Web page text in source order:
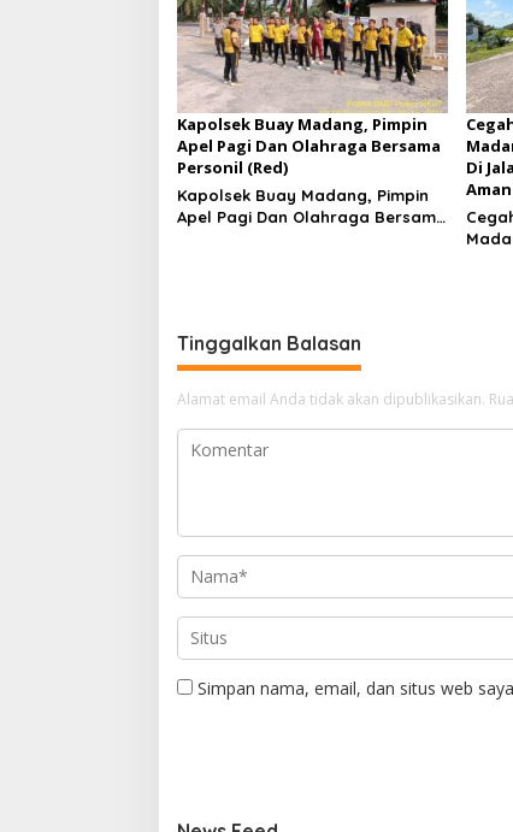
Kapolsek Buay Madang, Pimpin
Apel Pagi Dan Olahraga Bersama
Personil (Red)
Kapolsek Buay Madang, Pimpin
Apel Pagi Dan Olahraga Bersama
Di
Aman
Tinggalkan Balasan
Alamat email Anda tidak akan dipublikasikan.
Simpan nama, email, dan situs web